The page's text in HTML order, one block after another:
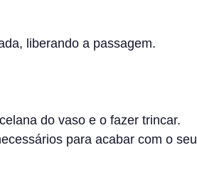
liberando a passagem.
do vaso e o fazer trincar.
para acabar com o seu